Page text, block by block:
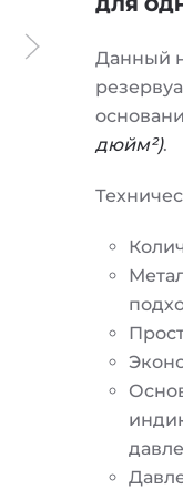
ДЛЯ
Данный
дюйм²).